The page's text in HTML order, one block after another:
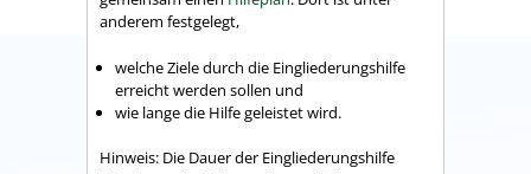
anderem festgelegt,
welche Ziele durch die Eingliederungshilfe
erreicht werden sollen und
wie lange die Hilfe geleistet wird.
Hinweis: Die Dauer der Eingliederungshilfe